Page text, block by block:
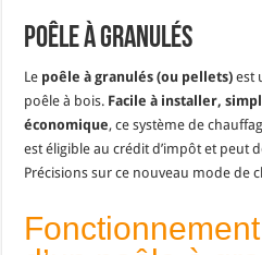
Poêle à granulés
Le poêle à granulés (ou pellets) est
poêle à bois. Facile à installer,
économique, ce système de
est éligible au crédit d’impôt et peut
Précisions sur ce nouveau mode de